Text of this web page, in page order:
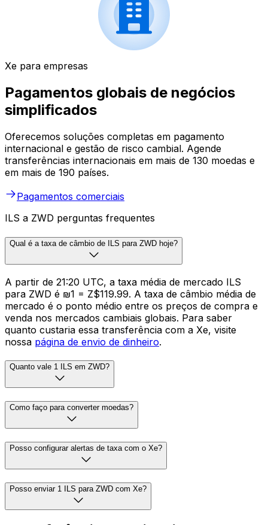
Xe para empresas
Pagamentos globais de negócios
simplificados
Oferecemos soluções completas em pagamento
internacional e gestão de risco cambial. Agende
transferências internacionais em mais de 130 moedas e
em mais de 190 países.
Pagamentos comerciais
ILS a ZWD perguntas frequentes
Qual é a taxa de câmbio de ILS para ZWD hoje?
A partir de 21:20 UTC, a taxa média de mercado ILS
para ZWD é ₪1 = Z$119.99. A taxa de câmbio média de
mercado é o ponto médio entre os preços de compra e
venda nos mercados cambiais globais. Para saber
quanto custaria essa transferência com a Xe, visite
nossa página de envio de dinheiro.
Quanto vale 1 ILS em ZWD?
Como faço para converter moedas?
Posso configurar alertas de taxa com o Xe?
Posso enviar 1 ILS para ZWD com Xe?